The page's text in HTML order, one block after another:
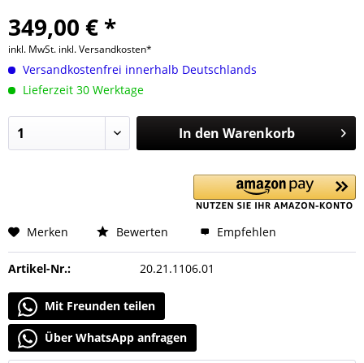
349,00 € *
inkl. MwSt. inkl. Versandkosten*
Versandkostenfrei innerhalb Deutschlands
Lieferzeit 30 Werktage
In den Warenkorb
Merken Bewerten Empfehlen
Artikel-Nr.: 20.21.1106.01
Mit Freunden teilen
Über WhatsApp anfragen